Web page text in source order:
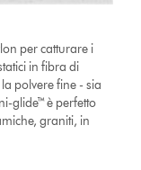
per catturare i
in fibra di
polvere fine - sia
glide™ è perfetto
graniti, in